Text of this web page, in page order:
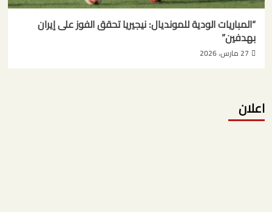
“المباريات الودية للمونديال: نيجيريا تحقق الفوز على إيران
بهدفين”
27 مارس، 2026
اعلان